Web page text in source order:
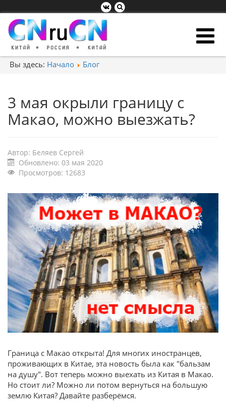
Вы здесь: Начало Блог
3 мая окрыли границу с
Макао, можно выезжать?
Автор: Беляев Сергей
Обновлено: 03 мая 2020
Просмотров: 12683
Граница с Макао открыта! Для многих иностранцев,
проживающих в Китае, эта новость была как "бальзам
на душу". Вот теперь можно выехать из Китая в Макао.
Но стоит ли? Можно ли потом вернуться на большую
землю Китая? Давайте разберёмся.